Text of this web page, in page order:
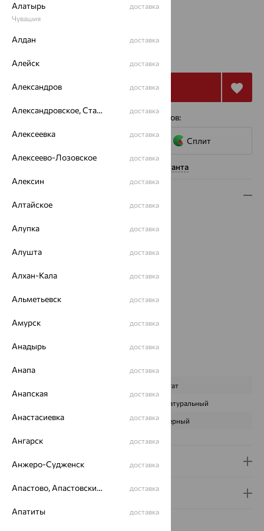
16.5
от 42 828
Купить
4 платежа по 10 707 с помощью сервисов:
Сплит
Нужна помощь консультанта
Вес:3.4 — 3.45
Цвет металла:
Проба: 585
Вставка:Агат/друза агата
Цвет вставки:
Наименование цвета вставки:
Черный
Характеристика вставки:
Агат
Натуральный
ЦВЕТ Черный
Доставка и оплата
Гарантия и возврат
Алатырь
Чувашия
доставка
Алдан доставка
Алейск доставка
Александров доставка
Александровское, Ставропольский край доставка
Алексеевка доставка
Алексеево-Лозовское доставка
Алексин доставка
Алтайское доставка
Алупка доставка
Алушта доставка
Алхан-Кала доставка
Альметьевск доставка
Амурск доставка
Анадырь доставка
Анапа доставка
Анапская доставка
Анастасиевка доставка
Ангарск доставка
Анжеро-Судженск доставка
Апастово, Апастовский район доставка
Апатиты доставка